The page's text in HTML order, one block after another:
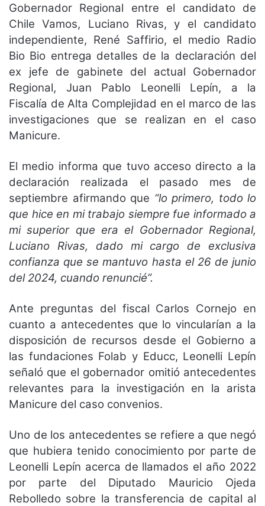
Gobernador Regional entre el candidato de
Chile Vamos, Luciano Rivas, y el candidato
independiente, René Saffirio, el medio Radio
Bio Bio entrega detalles de la declaración del
ex jefe de gabinete del actual Gobernador
Regional, Juan Pablo Leonelli Lepín, a la
Fiscalía de Alta Complejidad en el marco de las
investigaciones que se realizan en el caso
Manicure.
El medio informa que tuvo acceso directo a la
declaración realizada el pasado mes de
septiembre afirmando que “lo primero, todo lo
que hice en mi trabajo siempre fue informado a
mi superior que era el Gobernador Regional,
Luciano Rivas, dado mi cargo de exclusiva
confianza que se mantuvo hasta el 26 de junio
del 2024, cuando renuncié”.
Ante preguntas del fiscal Carlos Cornejo en
cuanto a antecedentes que lo vincularían a la
disposición de recursos desde el Gobierno a
las fundaciones Folab y Educc, Leonelli Lepín
señaló que el gobernador omitió antecedentes
relevantes para la investigación en la arista
Manicure del caso convenios.
Uno de los antecedentes se refiere a que negó
que hubiera tenido conocimiento por parte de
Leonelli Lepín acerca de llamados el año 2022
por parte del Diputado Mauricio Ojeda
Rebolledo sobre la transferencia de capital al